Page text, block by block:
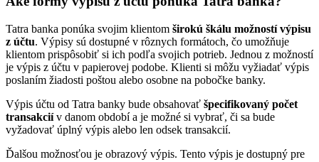
Tatra banka ponúka svojim klientom širokú škálu možností výpisu
z účtu. Výpisy sú dostupné v rôznych formátoch, čo umožňuje
klientom prispôsobiť si ich podľa svojich potrieb. Jednou z možností
je výpis z účtu v papierovej podobe. Klienti si môžu vyžiadať výpis
poslaním žiadosti poštou alebo osobne na pobočke banky.
Výpis účtu od Tatra banky bude obsahovať špecifikovaný počet
transakciív danom období a je možné si vybrať, či sa bude
vyžadovať úplný výpis alebo len odsek transakcií.
Ďalšou možnosťou je obrazový výpis. Tento výpis je dostupný pre